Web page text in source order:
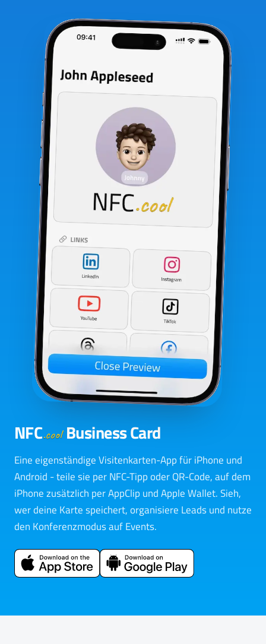
NFC.coolBusiness Card
Eine eigenständige Visitenkarten-App für iPhone und
Android - teile sie per NFC-Tipp oder QR-Code, auf dem
iPhone zusätzlich per AppClip und Apple Wallet. Sieh,
wer deine Karte speichert, organisiere Leads und nutze
den Konferenzmodus auf Events.